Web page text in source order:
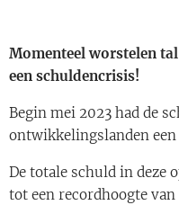
Momenteel worstelen
een schuldencrisis!
Begin mei 2023 had de
ontwikkelingslanden
De totale schuld in deze
tot een recordhoogte